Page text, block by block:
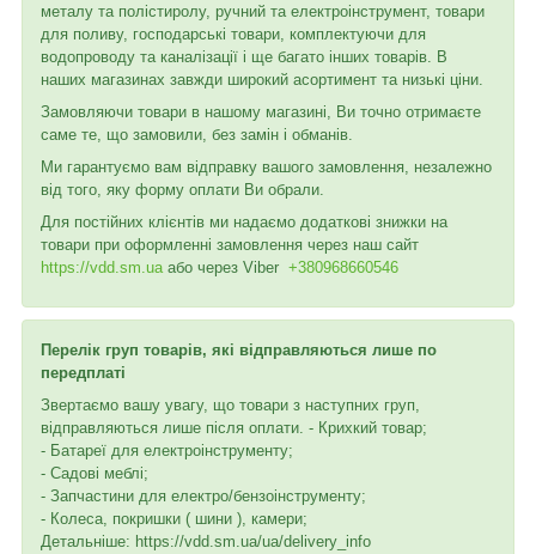
металу та полістиролу, ручний та електроінструмент, товари
для поливу, господарські товари, комплектуючи для
водопроводу та каналізації і ще багато інших товарів. В
наших магазинах завжди широкий асортимент та низькі ціни.
Замовляючи товари в нашому магазині, Ви точно отримаєте
саме те, що замовили, без замін і обманів.
Ми гарантуємо вам відправку вашого замовлення, незалежно
від того, яку форму оплати Ви обрали.
Для постійних клієнтів ми надаємо додаткові знижки на
товари при оформленні замовлення через наш сайт
https://vdd.sm.ua або через Viber +380968660546
Перелік груп товарів, які відправляються лише по
передплаті
Звертаємо вашу увагу, що товари з наступних груп,
відправляються лише після оплати. - Крихкий товар;
- Батареї для електроінструменту;
- Садові меблі;
- Запчастини для електро/бензоінструменту;
- Колеса, покришки ( шини ), камери;
Детальніше: https://vdd.sm.ua/ua/delivery_info